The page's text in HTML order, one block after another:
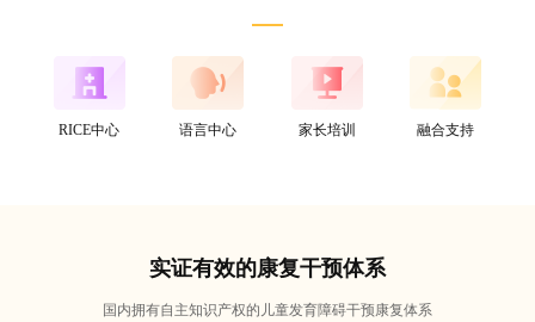
RICE中心 语言中心 家长培训 融合支持
实证有效的康复干预体系
国内拥有自主知识产权的儿童发育障碍干预康复体系